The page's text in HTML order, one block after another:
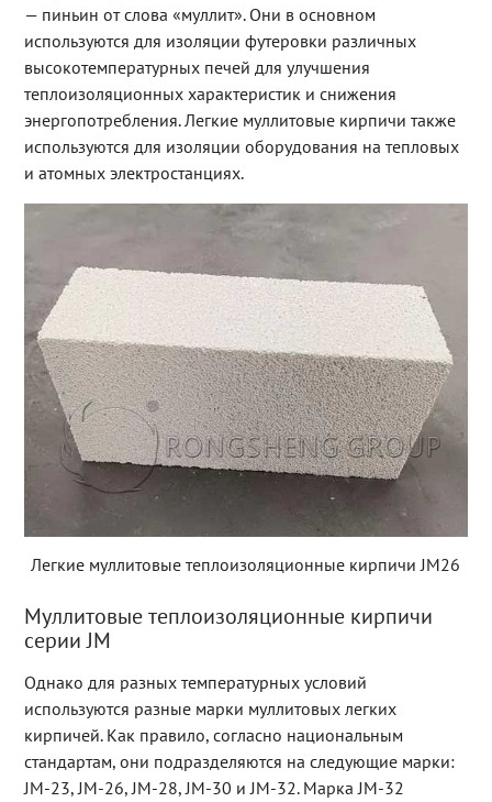
— пиньин от слова «муллит». Они в основном
используются для изоляции футеровки различных
высокотемпературных печей для улучшения
теплоизоляционных характеристик и снижения
энергопотребления. Легкие муллитовые кирпичи также
используются для изоляции оборудования на тепловых
и атомных электростанциях.
Легкие муллитовые теплоизоляционные кирпичи JM26
Муллитовые теплоизоляционные кирпичи
серии JM
Однако для разных температурных условий
используются разные марки муллитовых легких
кирпичей. Как правило, согласно национальным
стандартам, они подразделяются на следующие марки:
JM-23, JM-26, JM-28, JM-30 и JM-32. Марка JM-32